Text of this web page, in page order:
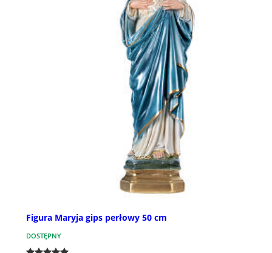
Figura Maryja gips perłowy 50 cm
DOSTĘPNY